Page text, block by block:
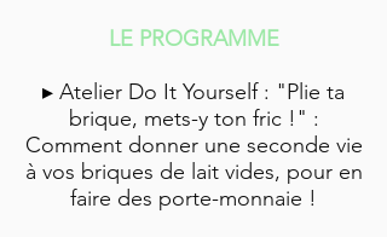
LE PROGRAMME
▸ Atelier Do It Yourself : "Plie ta
brique, mets-y ton fric !" :
Comment donner une seconde vie
à vos briques de lait vides, pour en
faire des porte-monnaie !